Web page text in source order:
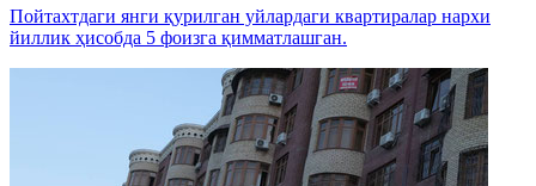
Пойтахтдаги янги қурилган уйлардаги квартиралар нархи
йиллик ҳисобда 5 фоизга қимматлашган.